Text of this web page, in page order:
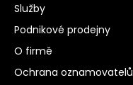
Služby
Podnikové prodejny
O firmě
Ochrana oznamovatelů